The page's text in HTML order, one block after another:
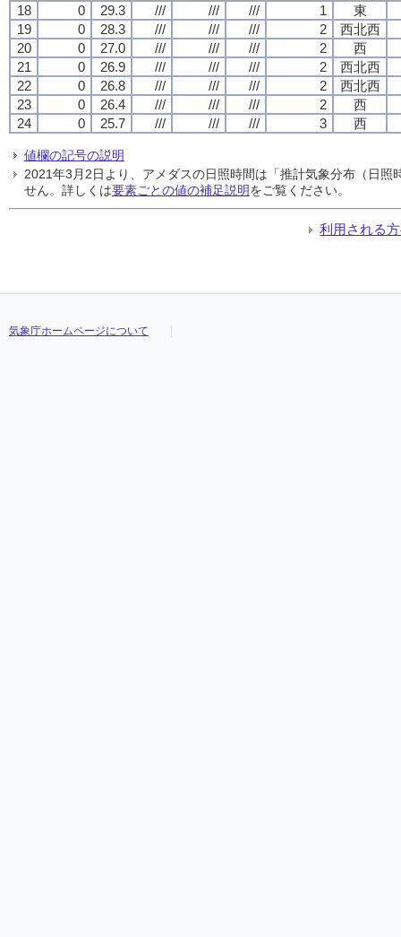
18
0 29.3 /// /// /// 1
東
19
0 28.3 /// /// /// 2
西北西
20
0 27.0 /// /// /// 2
西
21
0 26.9 /// /// /// 2
西北西
22
0 26.8 /// /// /// 2
西北西
23
0 26.4 /// /// /// 2
西
24
0 25.7 /// /// /// 3 西
値欄の記号の説明
2021年3月2日より、アメダスの日照時間は「推計気象分布（日
せん。詳しくは要素ごとの値の補足説明をご覧ください。
利用される
気象庁ホームページについて